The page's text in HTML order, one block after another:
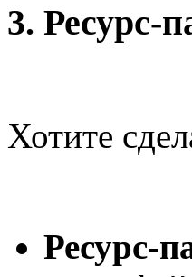
3. Ресурс-
Хотите
Ресурс-